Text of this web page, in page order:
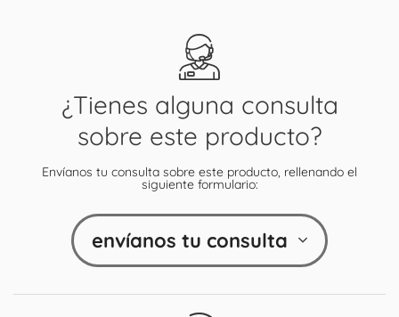
¿Tienes alguna consulta
sobre este producto?
Envíanos tu consulta sobre este producto, rellenando el
siguiente formulario:
envíanos tu consulta